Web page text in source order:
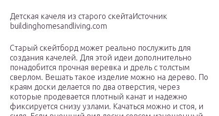
Детская качеля из старого скейтаИсточник
buildinghomesandliving.com
Старый скейтборд может реально послужить для
создания качелей. Для этой идеи дополнительно
понадобится прочная веревка и дрель с толстым
сверлом. Вешать такое изделие можно на дерево. По
краям доски делается по два отверстия, через
которые продевается плотный канат и надежно
фиксируется снизу узлами. Качаться можно и стоя, и